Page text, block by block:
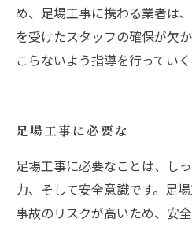
め、足場工事に携わる業者は
を受けたスタッフの確保が欠
こらないよう指導を行ってい
足場工事に必要な
足場工事に必要なことは、し
力、そして安全意識です。足
事故のリスクが高いため、安